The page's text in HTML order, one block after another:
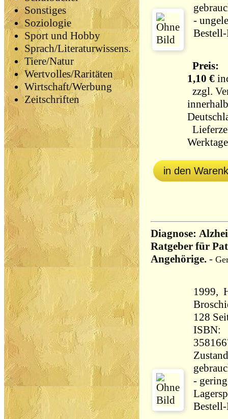
Sonstiges
Soziologie
Sport und Hobby
Sprach/Literaturwissens.
Tiere/Natur
Wertvolles/Raritäten
Wirtschaft/Werbung
Zeitschriften
-
Preis:
1,10 €
zzgl.
innerhalb
in den
Diagnose:
Ratgeber für
Angehörige. -
1999,
128 Seiten
ISBN:
-